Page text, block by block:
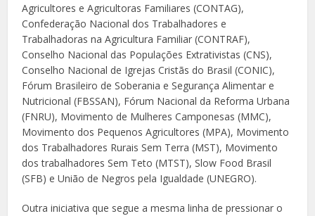
Agricultores e Agricultoras Familiares (CONTAG),
Confederação Nacional dos Trabalhadores e
Trabalhadoras na Agricultura Familiar (CONTRAF),
Conselho Nacional das Populações Extrativistas (CNS),
Conselho Nacional de Igrejas Cristãs do Brasil (CONIC),
Fórum Brasileiro de Soberania e Segurança Alimentar e
Nutricional (FBSSAN), Fórum Nacional da Reforma Urbana
(FNRU), Movimento de Mulheres Camponesas (MMC),
Movimento dos Pequenos Agricultores (MPA), Movimento
dos Trabalhadores Rurais Sem Terra (MST), Movimento
dos trabalhadores Sem Teto (MTST), Slow Food Brasil
(SFB) e União de Negros pela Igualdade (UNEGRO).
Outra iniciativa que segue a mesma linha de pressionar o